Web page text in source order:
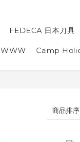
FEDECA 日本刀具
WWW Camp
商品排序